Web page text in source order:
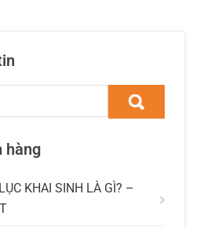
hàng
KHAI SINH LÀ GÌ? –